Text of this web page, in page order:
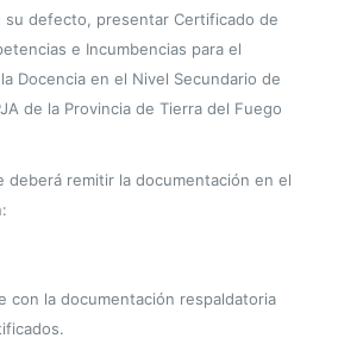
su defecto, presentar Certificado de
e Incumbencias para el
Docencia en el Nivel Secundario de
de la Provincia de Tierra del Fuego
deberá remitir la documentación en el
con la documentación respaldatoria